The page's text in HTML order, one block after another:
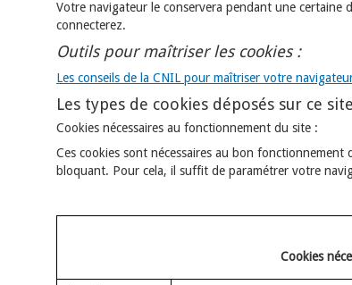
Votre navigateur le conservera pendant une
connecterez.
Outils pour maîtriser les cookies :
Les conseils de la CNIL pour maîtriser votre
Les types de cookies déposés sur ce
Cookies nécessaires au fonctionnement du site :
Ces cookies sont nécessaires au bon fonctionnement
bloquant. Pour cela, il suffit de paramétrer votre
Cookies